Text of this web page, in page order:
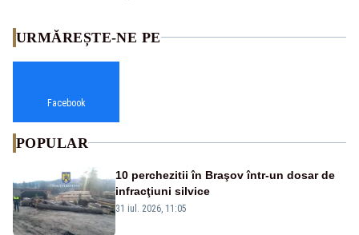
URMĂREȘTE-NE PE
Facebook
POPULAR
10 perchezitii în Braşov într-un dosar de
infracţiuni silvice
31 iul. 2026, 11:05